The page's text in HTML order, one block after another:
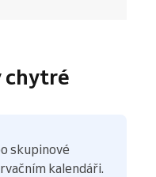
chytré
skupinové
kalendáři.